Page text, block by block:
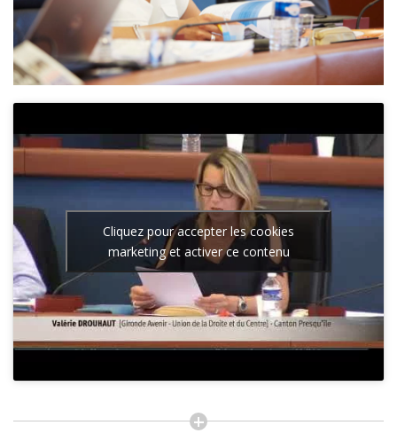
Cliquez pour accepter les cookies
marketing et activer ce contenu